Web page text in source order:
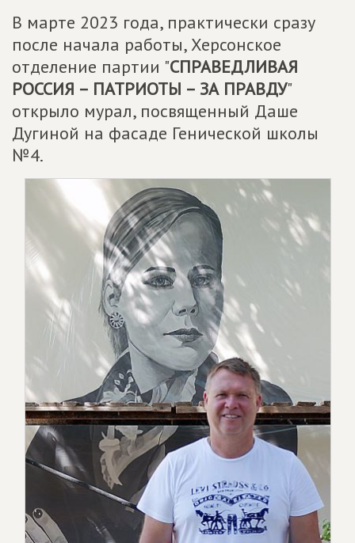
В марте 2023 года, практически сразу
после начала работы, Херсонское
отделение партии "СПРАВЕДЛИВАЯ
РОССИЯ – ПАТРИОТЫ – ЗА ПРАВДУ"
открыло мурал, посвященный Даше
Дугиной на фасаде Генической школы
№4.